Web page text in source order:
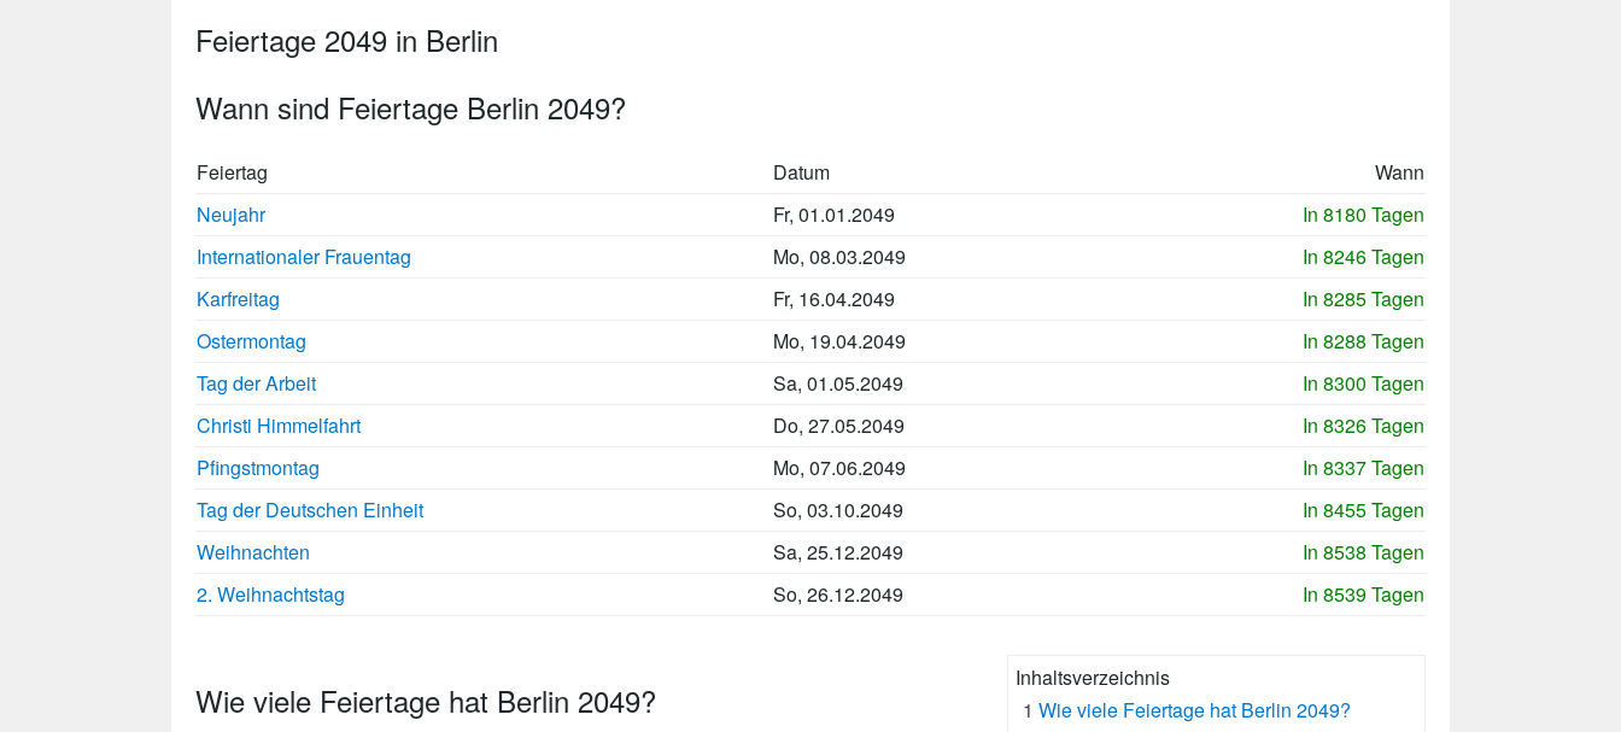
Feiertage 2049 in Berlin
Wann sind Feiertage Berlin 2049?
Feiertag Datum
Wann
Neujahr
Fr, 01.01.2049
In 8180 Tagen
Internationaler Frauentag
Mo, 08.03.2049
In 8246 Tagen
Karfreitag
Fr, 16.04.2049
In 8285 Tagen
Ostermontag
Mo, 19.04.2049
In 8288 Tagen
Tag der Arbeit
Sa, 01.05.2049
In 8300 Tagen
Christi Himmelfahrt
Do, 27.05.2049
In 8326 Tagen
Pfingstmontag
Mo, 07.06.2049
In 8337 Tagen
Tag der Deutschen Einheit
So, 03.10.2049
In 8455 Tagen
Weihnachten
Sa, 25.12.2049
In 8538 Tagen
2. Weihnachtstag
So, 26.12.2049 In 8539 Tagen
Inhaltsverzeichnis
1 Wie viele Feiertage hat Berlin 2049?
Wie viele Feiertage hat Berlin 2049?